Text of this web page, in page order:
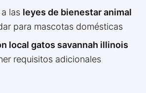
las leyes de bienestar animal
para mascotas domésticas
local gatos savannah illinois
requisitos adicionales